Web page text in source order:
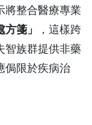
將整合醫療專業
方箋」
，這樣跨
智族群提供非藥
侷限於疾病治